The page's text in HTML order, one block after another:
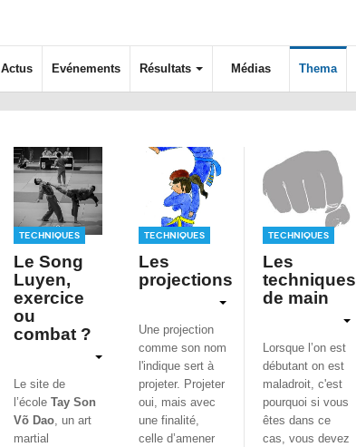
Actus Evénements Résultats Médias Thema
Techniques
Le Song
Luyen,
exercice
ou
combat ?
Le site de
l’écoleTay Son
Võ Dao, un art
martial
Techniques
Les
projections
Une projection
comme son nom
l'indique sert à
projeter. Projeter
oui, mais avec
une finalité,
celle d’amener
Techniques
Les
techniques
de main
Lorsque l’on est
débutant on est
maladroit, c'est
pourquoi si vous
êtes dans ce
cas, vous devez